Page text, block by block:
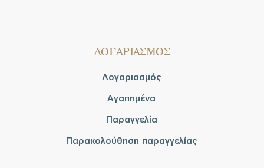
ΛΟΓΑΡΙΑΣΜΟΣ
Λογαριασμός
Αγαπημένα
Παραγγελία
Παρακολούθηση παραγγελίας